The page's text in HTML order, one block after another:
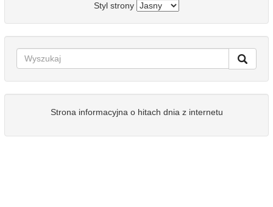
Styl strony
Strona informacyjna o hitach dnia z internetu